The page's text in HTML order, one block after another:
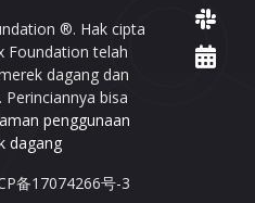
®. Hak cipta
Foundation telah
dagang dan
Perinciannya bisa
penggunaan
dagang
备17074266号-3